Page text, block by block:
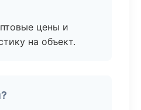
цены и
на объект.